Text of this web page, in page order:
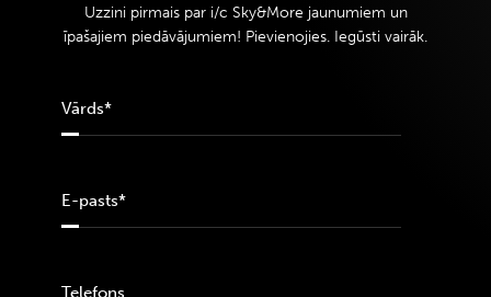
Uzzini pirmais par i/c Sky&More jaunumiem un
īpašajiem piedāvājumiem! Pievienojies. Iegūsti vairāk.